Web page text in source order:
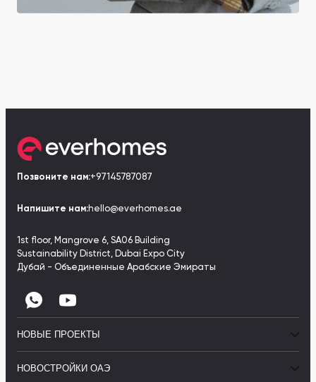
Позвоните нам:+97145787087
Напишите нам:hello@everhomes.ae
1st floor, Mangrove 6, SA06 Building
Sustainability District, Dubai Expo City
Дубай - Объединенные Арабские Эмираты
НОВЫЕ ПРОЕКТЫ
НОВОСТРОЙКИ ОАЭ